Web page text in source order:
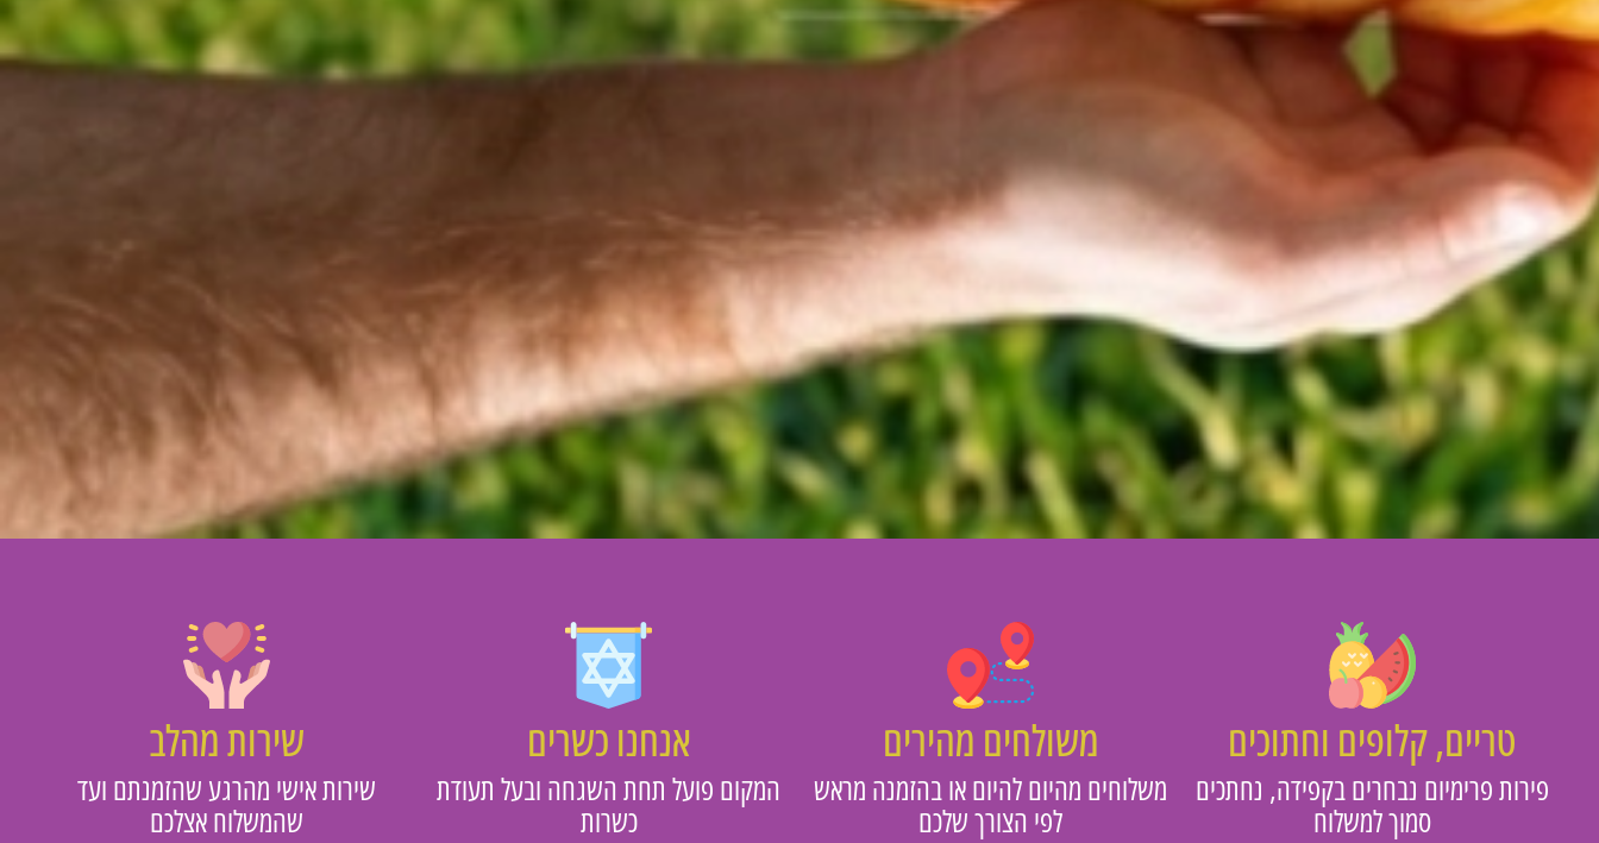
טריים, קלופים וחתוכים
פירות פרימיום נבחרים בקפידה, נחתכים
סמוך למשלוח
משולחים מהירים
משלוחים מהיום להיום או בהזמנה מראש
לפי הצורך שלכם
אנחנו כשרים
המקום פועל תחת השגחה ובעל תעודת
כשרות
שירות מהלב
שירות אישי מהרגע שהזמנתם ועד
שהמשלוח אצלכם